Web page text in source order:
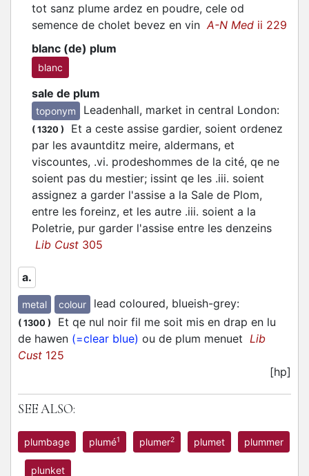
tot sanz plume ardez en poudre, cele od
semence de cholet bevez en vinA-N Med ii 229
blanc (de) plum
blanc
sale de plum
toponym Leadenhall, market in central London:
( 1320 )
Et a ceste assise gardier, soient ordenez
par les avauntditz meire, aldermans, et
viscountes, .vi. prodeshommes de la cité, qe ne
soient pas du mestier; issint qe les .iii. soient
assignez a garder l'assise a la Sale de Plom,
entre les foreinz, et les autre .iii. soient a la
Poletrie, pur garder l'assise entre les denzeins
Lib Cust 305
a.
metal colour lead coloured, blueish-grey:
( 1300 )
Et qe nul noir fil me soit mis en drap en lu
de hawen (=clear blue) ou de plum menuet Lib
Cust 125
[hp]
SEE ALSO:
plumbage plumé1 plumer2 plumet plummer
plunket